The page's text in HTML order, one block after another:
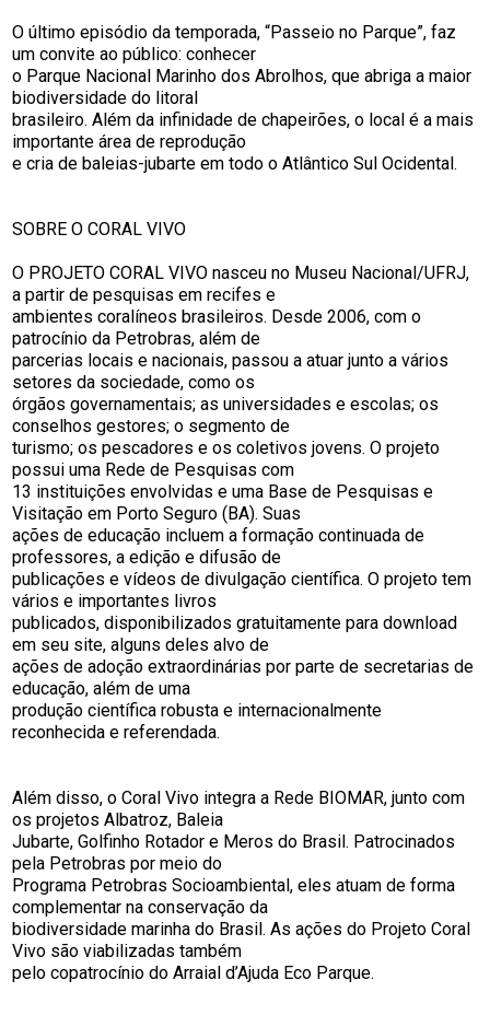
O último episódio da temporada, “Passeio no Parque”, faz
um convite ao público: conhecer
o Parque Nacional Marinho dos Abrolhos, que abriga a maior
biodiversidade do litoral
brasileiro. Além da infinidade de chapeirões, o local é a mais
importante área de reprodução
e cria de baleias-jubarte em todo o Atlântico Sul Ocidental.
SOBRE O CORAL VIVO
O PROJETO CORAL VIVO nasceu no Museu Nacional/UFRJ,
a partir de pesquisas em recifes e
ambientes coralíneos brasileiros. Desde 2006, com o
patrocínio da Petrobras, além de
parcerias locais e nacionais, passou a atuar junto a vários
setores da sociedade, como os
órgãos governamentais; as universidades e escolas; os
conselhos gestores; o segmento de
turismo; os pescadores e os coletivos jovens. O projeto
possui uma Rede de Pesquisas com
13 instituições envolvidas e uma Base de Pesquisas e
Visitação em Porto Seguro (BA). Suas
ações de educação incluem a formação continuada de
professores, a edição e difusão de
publicações e vídeos de divulgação científica. O projeto tem
vários e importantes livros
publicados, disponibilizados gratuitamente para download
em seu site, alguns deles alvo de
ações de adoção extraordinárias por parte de secretarias de
educação, além de uma
produção científica robusta e internacionalmente
reconhecida e referendada.
Além disso, o Coral Vivo integra a Rede BIOMAR, junto com
os projetos Albatroz, Baleia
Jubarte, Golfinho Rotador e Meros do Brasil. Patrocinados
pela Petrobras por meio do
Programa Petrobras Socioambiental, eles atuam de forma
complementar na conservação da
biodiversidade marinha do Brasil. As ações do Projeto Coral
Vivo são viabilizadas também
pelo copatrocínio do Arraial d’Ajuda Eco Parque.